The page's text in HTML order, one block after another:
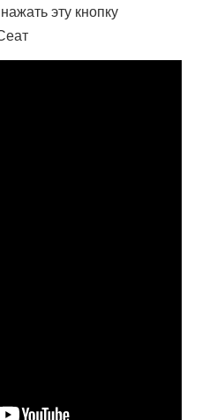
эту кнопку